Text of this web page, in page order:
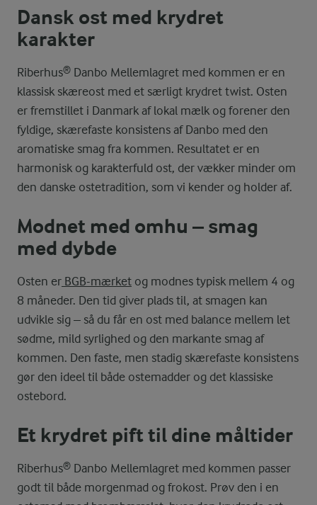
Dansk ost med krydret
karakter
Riberhus® Danbo Mellemlagret med kommen er en
klassisk skæreost med et særligt krydret twist. Osten
er fremstillet i Danmark af lokal mælk og forener den
fyldige, skærefaste konsistens af Danbo med den
aromatiske smag fra kommen. Resultatet er en
harmonisk og karakterfuld ost, der vækker minder om
den danske ostetradition, som vi kender og holder af.
Modnet med omhu – smag
med dybde
Osten er BGB-mærket og modnes typisk mellem 4 og
8 måneder. Den tid giver plads til, at smagen kan
udvikle sig – så du får en ost med balance mellem let
sødme, mild syrlighed og den markante smag af
kommen. Den faste, men stadig skærefaste konsistens
gør den ideel til både ostemadder og det klassiske
ostebord.
Et krydret pift til dine måltider
Riberhus® Danbo Mellemlagret med kommen passer
godt til både morgenmad og frokost. Prøv den i en